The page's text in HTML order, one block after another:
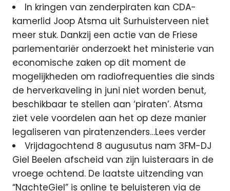
In kringen van zenderpiraten kan CDA-
kamerlid Joop Atsma uit Surhuisterveen niet
meer stuk. Dankzij een actie van de Friese
parlementariër onderzoekt het ministerie van
economische zaken op dit moment de
mogelijkheden om radiofrequenties die sinds
de herverkaveling in juni niet worden benut,
beschikbaar te stellen aan ‘piraten’. Atsma
ziet vele voordelen aan het op deze manier
legaliseren van piratenzenders…Lees verder
Vrijdagochtend 8 augusutus nam 3FM-DJ
Giel Beelen afscheid van zijn luisteraars in de
vroege ochtend. De laatste uitzending van
“NachteGiel” is online te beluisteren via de